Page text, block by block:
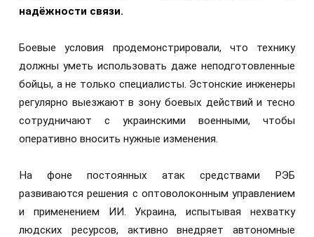
надёжности связи.
Боевые условия продемонстрировали, что технику
должны уметь использовать даже неподготовленные
бойцы, а не только специалисты. Эстонские инженеры
регулярно выезжают в зону боевых действий и тесно
сотрудничают с украинскими военными, чтобы
оперативно вносить нужные изменения.
На фоне постоянных атак средствами РЭБ
развиваются решения с оптоволоконным управлением
и применением ИИ. Украина, испытывая нехватку
людских ресурсов, активно внедряет автономные